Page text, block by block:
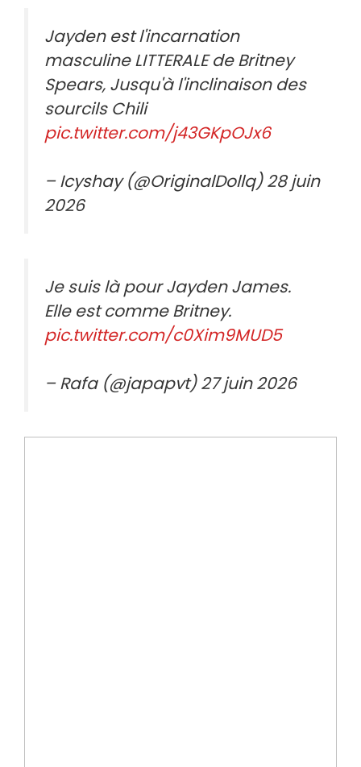
Jayden est l'incarnation
masculine LITTERALE de Britney
Spears, Jusqu'à l'inclinaison des
sourcils Chili
pic.twitter.com/j43GKpOJx6
– Icyshay (@OriginalDollq) 28 juin
2026
Je suis là pour Jayden James.
Elle est comme Britney.
pic.twitter.com/c0Xim9MUD5
– Rafa (@japapvt) 27 juin 2026